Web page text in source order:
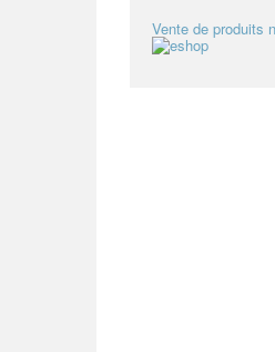
Vente de produits